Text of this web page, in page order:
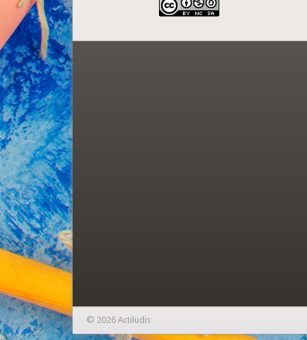
© 2026 Actiludis